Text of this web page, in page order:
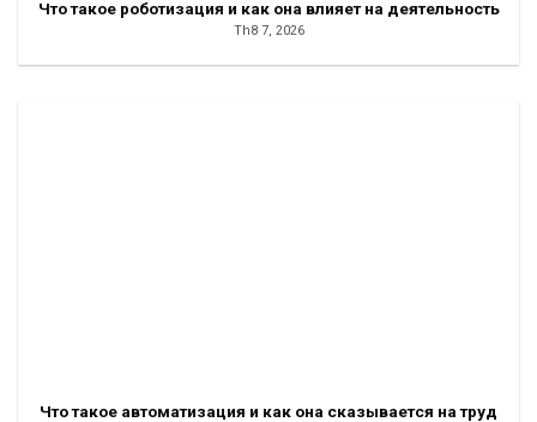
Что такое роботизация и как она влияет на деятельность
Th8 7, 2026
Что такое автоматизация и как она сказывается на труд